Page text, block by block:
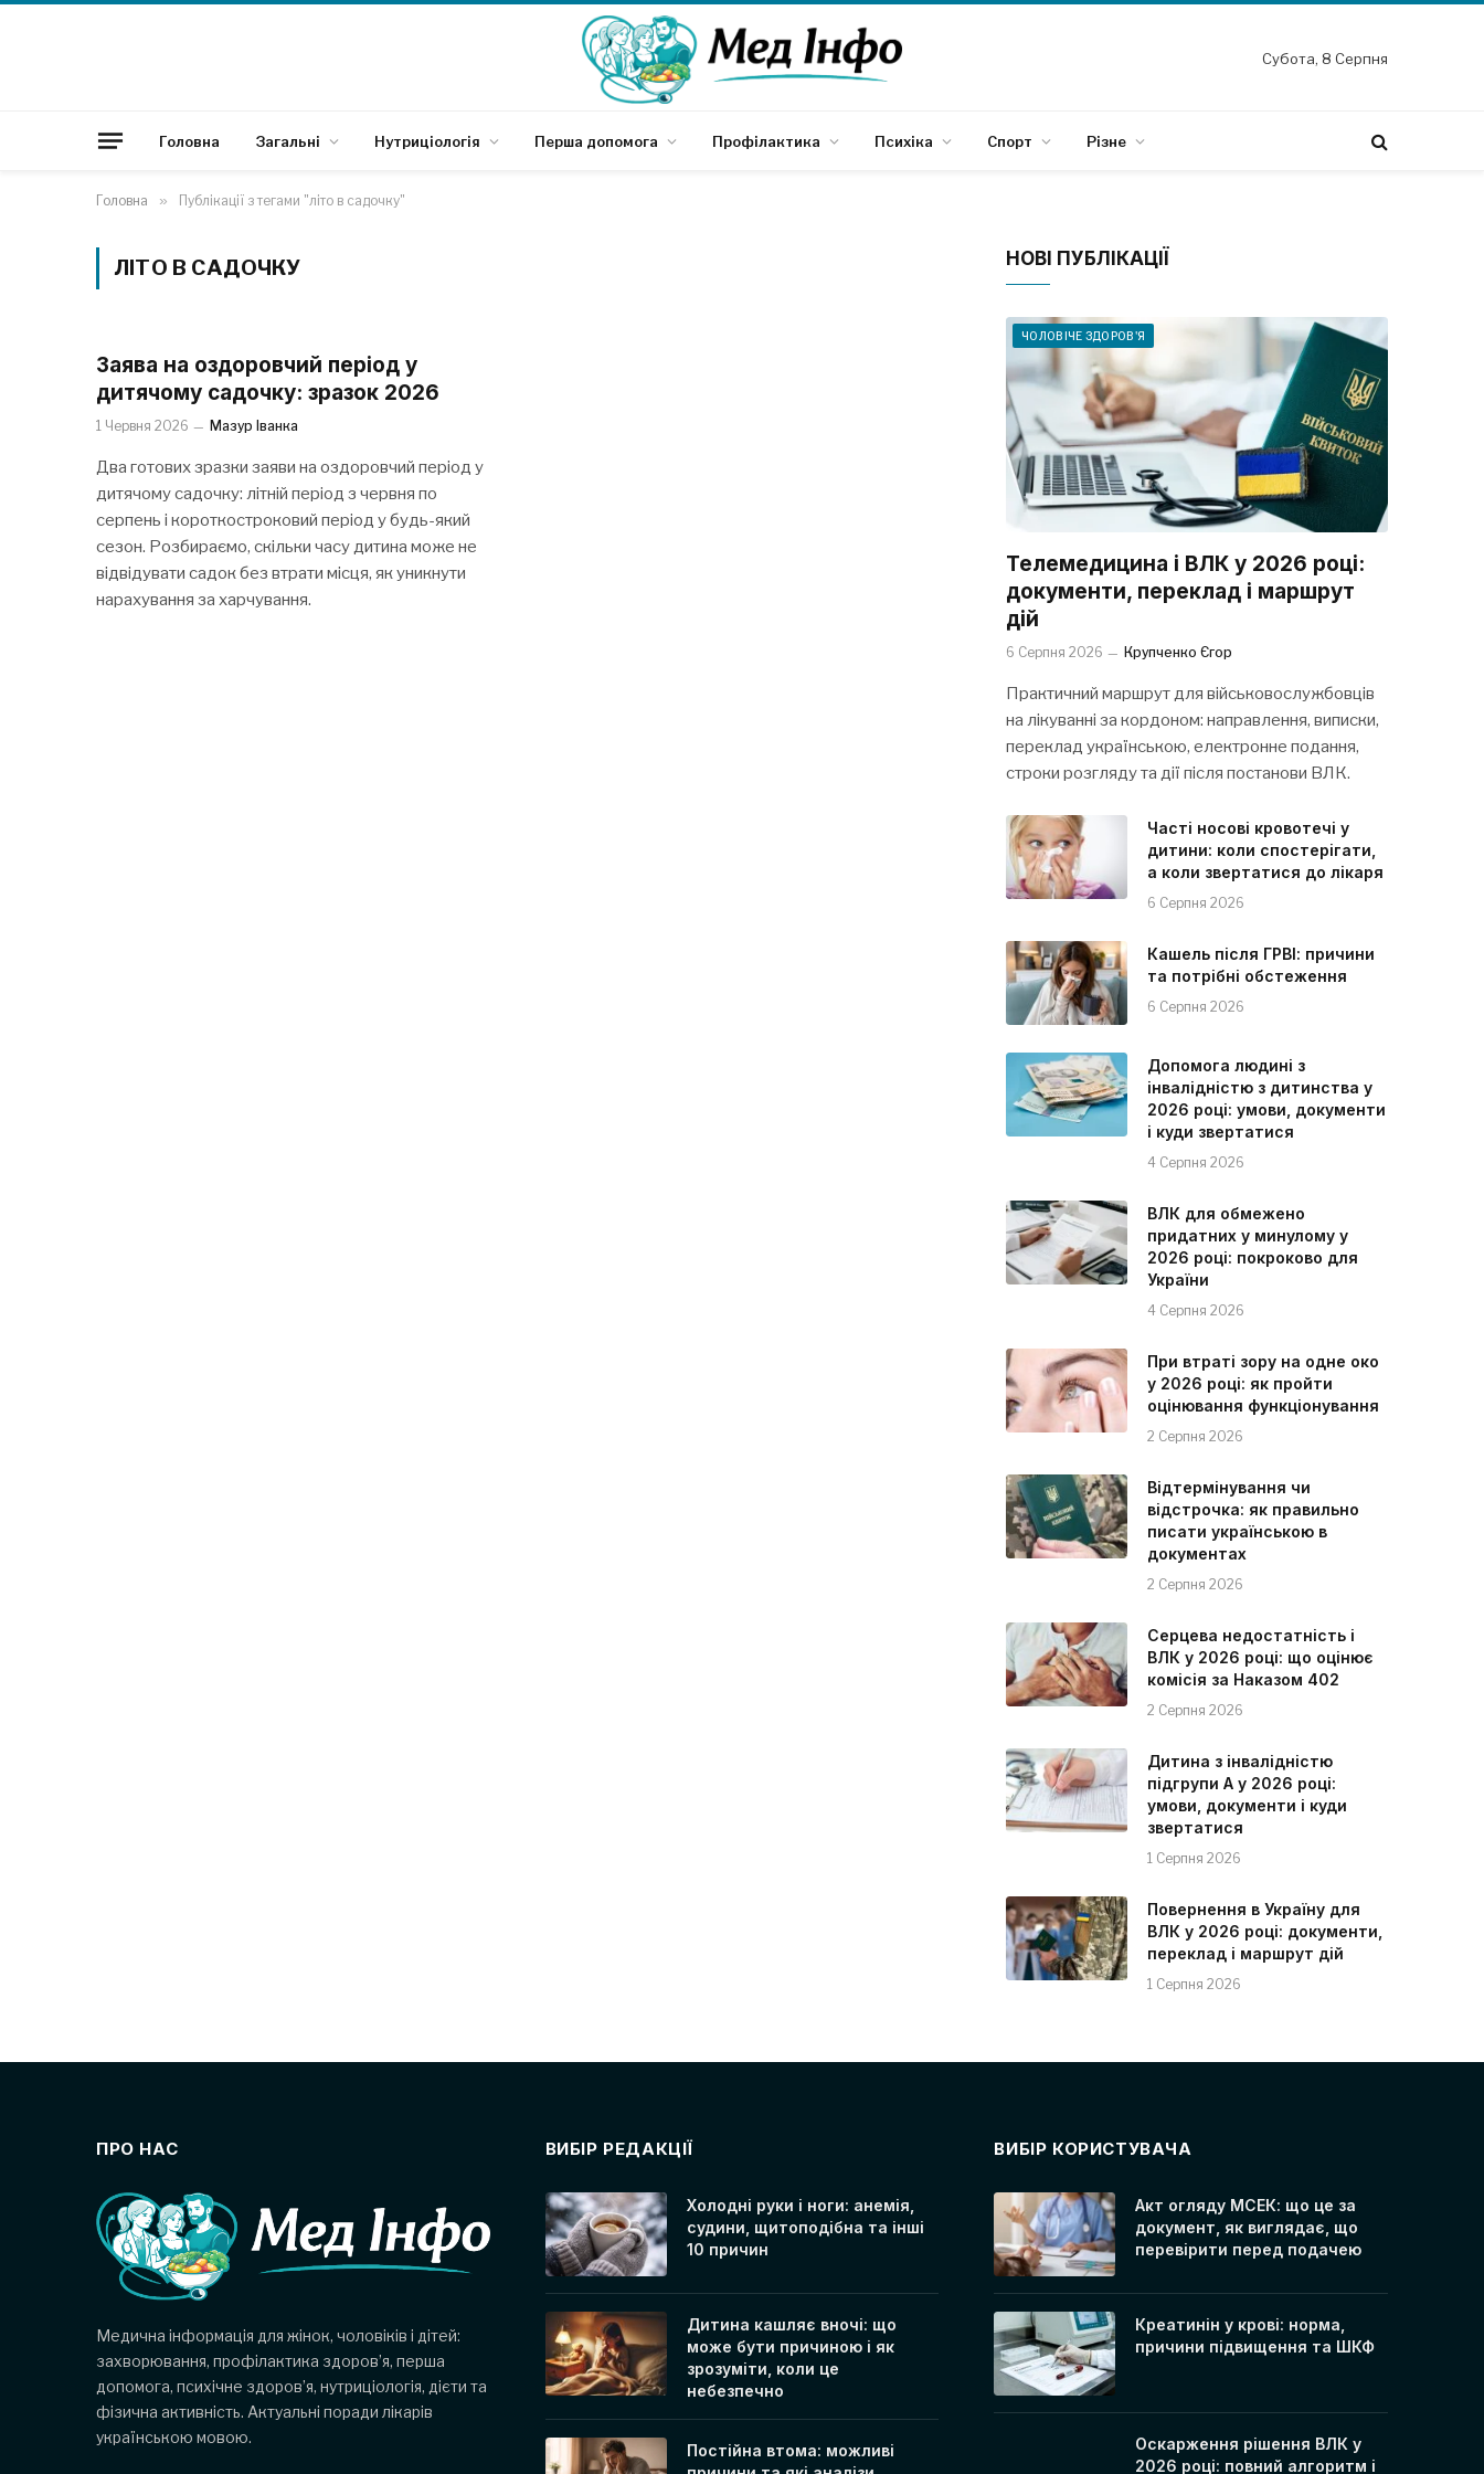
Субота, 8 Серпня
Головна Загальні Нутриціологія Перша допомога Профілактика Психіка Спорт Різне
Головна » Публікації з тегами "літо в садочку"
ЛІТО В САДОЧКУ
Заява на оздоровчий період у
дитячому садочку: зразок 2026
1 Червня 2026 Мазур Іванка
Два готових зразки заяви на оздоровчий період у
дитячому садочку: літній період з червня по
серпень і короткостроковий період у будь-який
сезон. Розбираємо, скільки часу дитина може не
відвідувати садок без втрати місця, як уникнути
нарахування за харчування.
НОВІ ПУБЛІКАЦІЇ
ЧОЛОВІЧЕ ЗДОРОВ'Я
Телемедицина і ВЛК у 2026 році:
документи, переклад і маршрут
дій
6 Серпня 2026 Крупченко Єгор
Практичний маршрут для військовослужбовців
на лікуванні за кордоном: направлення, виписки,
переклад українською, електронне подання,
строки розгляду та дії після постанови ВЛК.
Часті носові кровотечі у
дитини: коли спостерігати,
а коли звертатися до лікаря
6 Серпня 2026
Кашель після ГРВІ: причини
та потрібні обстеження
6 Серпня 2026
Допомога людині з
інвалідністю з дитинства у
2026 році: умови, документи
і куди звертатися
4 Серпня 2026
ВЛК для обмежено
придатних у минулому у
2026 році: покроково для
України
4 Серпня 2026
При втраті зору на одне око
у 2026 році: як пройти
оцінювання функціонування
2 Серпня 2026
Відтермінування чи
відстрочка: як правильно
писати українською в
документах
2 Серпня 2026
Серцева недостатність і
ВЛК у 2026 році: що оцінює
комісія за Наказом 402
2 Серпня 2026
Дитина з інвалідністю
підгрупи А у 2026 році:
умови, документи і куди
звертатися
1 Серпня 2026
Повернення в Україну для
ВЛК у 2026 році: документи,
переклад і маршрут дій
1 Серпня 2026
ПРО НАС
Медична інформація для жінок, чоловіків і дітей:
захворювання, профілактика здоров’я, перша
допомога, психічне здоров’я, нутриціологія, дієти та
фізична активність. Актуальні поради лікарів
українською мовою.
ВИБІР РЕДАКЦІЇ
Холодні руки і ноги: анемія,
судини, щитоподібна та інші
10 причин
Дитина кашляє вночі: що
може бути причиною і як
зрозуміти, коли це
небезпечно
Постійна втома: можливі
ВИБІР КОРИСТУВАЧА
Акт огляду МСЕК: що це за
документ, як виглядає, що
перевірити перед подачею
Креатинін у крові: норма,
причини підвищення та ШКФ
Оскарження рішення ВЛК у
2026 році: повний алгоритм і